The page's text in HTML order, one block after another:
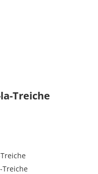
Treiche
Treiche